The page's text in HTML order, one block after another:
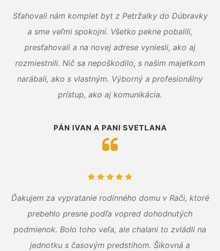
Sťahovali nám komplet byt z Petržalky do Dúbravky
a sme veľmi spokojní. Všetko pekne pobalili,
presťahovali a na novej adrese vyniesli, ako aj
rozmiestnili. Nič sa nepoškodilo, s našim majetkom
narábali, ako s vlastným. Výborný a profesionálny
prístup, ako aj komunikácia.
PÁN IVAN A PANI SVETLANA
Ďakujem za vypratanie rodinného domu v Rači, ktoré
prebehlo presne podľa vopred dohodnutých
podmienok. Bolo toho veľa, ale chalani to zvládli na
jednotku s časovým predstihom. Šikovná a